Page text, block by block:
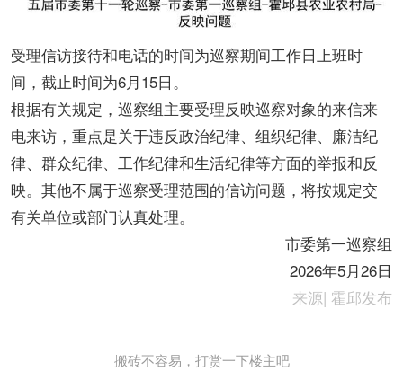
受理信访接待和电话的时间为巡察期间工作日上班时
间，截止时间为6月15日。
根据有关规定，巡察组主要受理反映巡察对象的来信来
电来访，重点是关于违反政治纪律、组织纪律、廉洁纪
律、群众纪律、工作纪律和生活纪律等方面的举报和反
映。其他不属于巡察受理范围的信访问题，将按规定交
有关单位或部门认真处理。
市委第一巡察组
2026年5月26日
来源| 霍邱发布
搬砖不容易，打赏一下楼主吧